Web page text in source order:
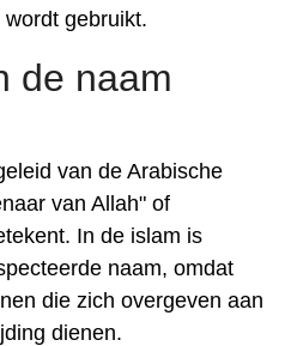
gebruikt.
de naam
van de Arabische
van Allah" of
In de islam is
naam, omdat
die zich overgeven aan
dienen.